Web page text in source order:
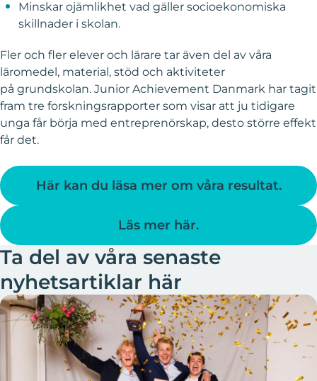
Minskar ojämlikhet vad gäller socioekonomiska
skillnader i skolan.
Fler och fler elever och lärare tar även del av våra
läromedel, material, stöd och aktiviteter
på grundskolan. Junior Achievement Danmark har tagit
fram tre forskningsrapporter som visar att ju tidigare
unga får börja med entreprenörskap, desto större effekt
får det.
Här kan du läsa mer om våra resultat.
Läs mer här.
Ta del av våra senaste
nyhetsartiklar här